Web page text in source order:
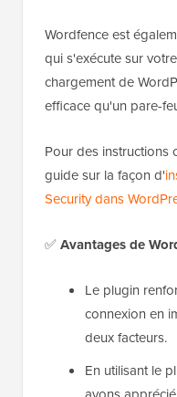
Wordfence est
qui s'exécute sur
chargement de
efficace qu'un pare-
Pour des instructions
guide sur la façon d'
Security dans
✅Avantages de
Le plugin
connexion en
deux facteurs.
En utilisant le